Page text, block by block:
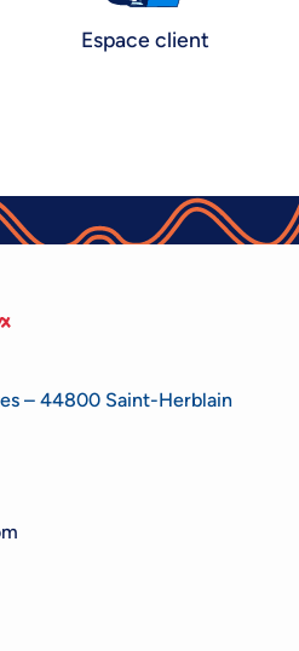
Espace client
– 44800 Saint-Herblain